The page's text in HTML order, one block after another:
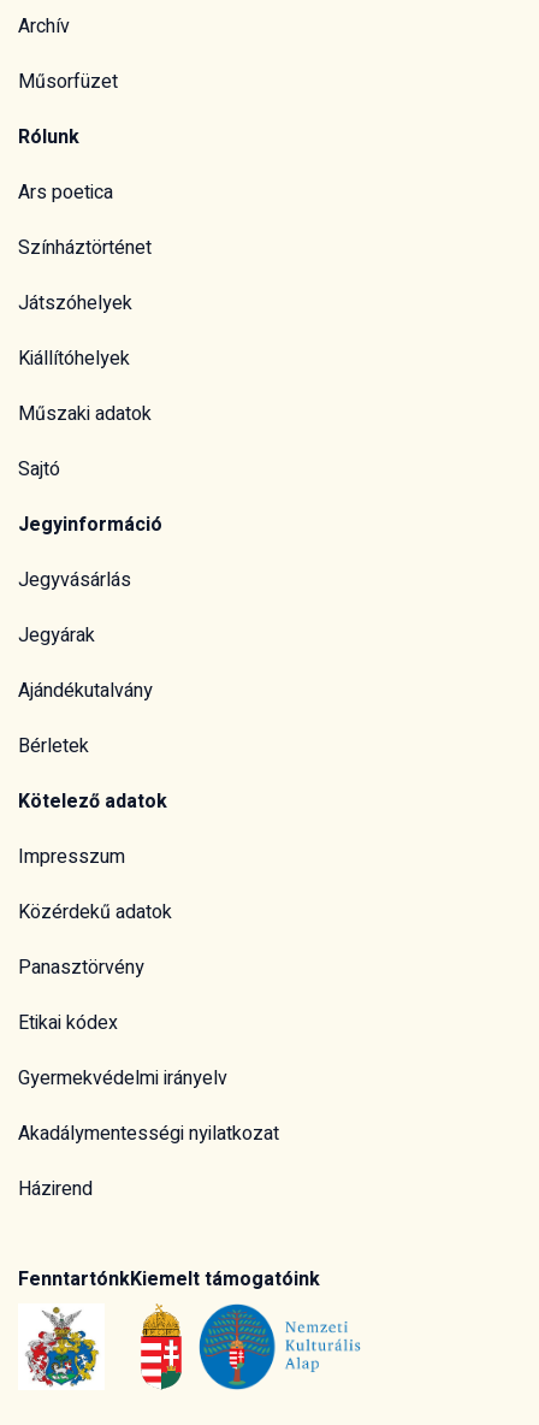
Archív
Műsorfüzet
Rólunk
Ars poetica
Színháztörténet
Játszóhelyek
Kiállítóhelyek
Műszaki adatok
Sajtó
Jegyinformáció
Jegyvásárlás
Jegyárak
Ajándékutalvány
Bérletek
Kötelező adatok
Impresszum
Közérdekű adatok
Panasztörvény
Etikai kódex
Gyermekvédelmi irányelv
Akadálymentességi nyilatkozat
Házirend
FenntartónkKiemelt támogatóink